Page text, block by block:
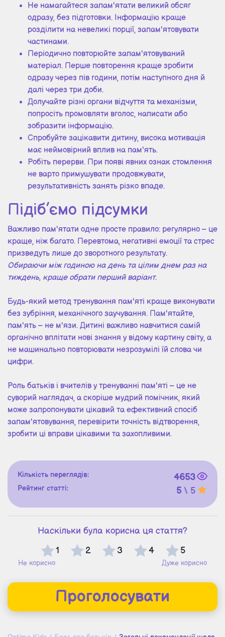
Не намагайтеся запам'ятати великий обсяг
одразу, без підготовки. Інформацію краще
розділити на невеликі порції, запам'ятовувати
частинами.
Періодично повторюйте запам'ятовуваний
матеріал. Перше повторення краще зробити
одразу через пів години, потім наступного дня й
далі через три доби.
Долучайте різні органи відчуття та механізми,
попросіть промовляти вголос, написати або
зобразити інформацію.
Спробуйте зацікавити дитину, висока мотивація
має неймовірний вплив на пам'ять.
Робіть перерви. При появі явних ознак стомлення
не варто примушувати продовжувати,
результативність занять різко впаде.
Підіб’ємо підсумки
Важливо пам'ятати одне просте правило: регулярно – це
краще, ніж багато. Перевтома, негативні емоції та стрес
призведуть лише до зворотного результату.
Обираючи між годиною на день та цілим днем раз на
тиждень, краще обрати перший варіант.
Будь-який метод тренування пам'яті краще виконувати
без зубріння, механічного заучування. Пам'ятайте,
пам'ять – не м'язи. Дитині важливо навчитися самій
органічно вплітати нові знання у відому картину світу, а
не машинально повторювати незрозумілі їй слова чи
цифри.
Роль батьків і вчителів у тренуванні пам'яті – це не
суворий наглядач, а скоріше мудрий помічник, який
може запропонувати цікавий та ефективний спосіб
запам'ятовування, перевірити точність відтворення,
зробити ці вправи цікавими та захопливими.
Кількість переглядів: 4653
Рейтинг статті: 5 \ 5
Наскільки була корисна ця стаття?
1
2 3 4 5
Не корисно Дуже корисно
Проголосувати